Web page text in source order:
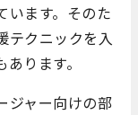
います。そのた
テクニックを入
ります。
ジャー向けの部